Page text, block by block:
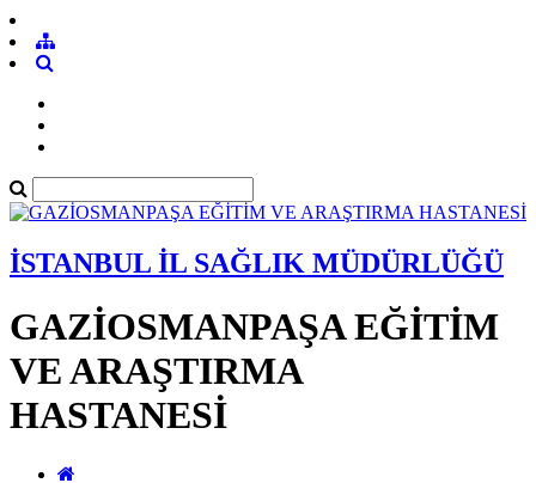
İSTANBUL İL SAĞLIK MÜDÜRLÜĞÜ
GAZİOSMANPAŞA EĞİTİM
VE ARAŞTIRMA
HASTANESİ